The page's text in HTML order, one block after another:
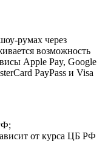
румах через
возможность
Apple Pay, Google
PayPass и Visa
от курса ЦБ РФ